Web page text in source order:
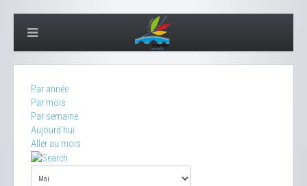
Par année
Par mois
Par semaine
Aujourd'hui
Aller au mois